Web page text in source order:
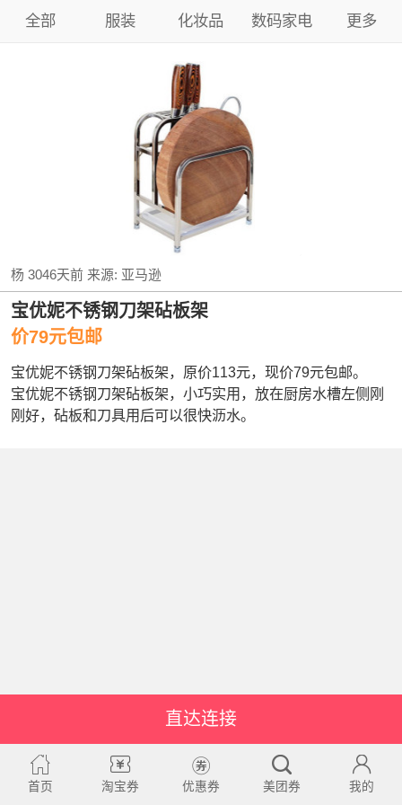
全部 服装 化妆品 数码家电 更多
杨 3046天前来源: 亚马逊
宝优妮不锈钢刀架砧板架
价79元包邮
宝优妮不锈钢刀架砧板架，原价113元，现价79元包邮。
宝优妮不锈钢刀架砧板架，小巧实用，放在厨房水槽左侧刚
刚好，砧板和刀具用后可以很快沥水。
直达连接
首页 淘宝券 优惠券 美团券 我的